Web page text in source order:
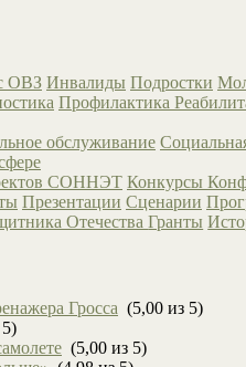
ОВЗ Инвалиды Подростки
Профилактика
обслуживание
СОННЭТ Конкурсы
Презентации Сценарии
ОтечестваГранты
Гросса (5,00 из 5)
(5,00 из 5)